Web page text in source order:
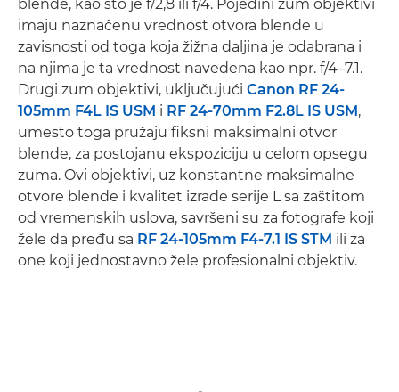
blende, kao što je f/2,8 ili f/4. Pojedini zum objektivi
imaju naznačenu vrednost otvora blende u
zavisnosti od toga koja žižna daljina je odabrana i
na njima je ta vrednost navedena kao npr. f/4–7.1.
Drugi zum objektivi, uključujući Canon RF 24-
105mm F4L IS USM i RF 24-70mm F2.8L IS USM,
umesto toga pružaju fiksni maksimalni otvor
blende, za postojanu ekspoziciju u celom opsegu
zuma. Ovi objektivi, uz konstantne maksimalne
otvore blende i kvalitet izrade serije L sa zaštitom
od vremenskih uslova, savršeni su za fotografe koji
žele da pređu sa RF 24-105mm F4-7.1 IS STM ili za
one koji jednostavno žele profesionalni objektiv.